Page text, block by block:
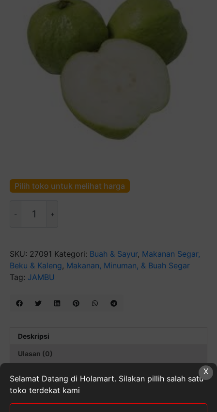
Pilih toko untuk melihat harga
Jambu
SKU: 27091 Kategori: Buah & Sayur, Makanan Segar,
Beku & Kaleng, Makanan, Minuman, & Buah Segar
Tag: JAMBU
Deskripsi
Ulasan (0)
Jambu biji adalah sumber antioksi dan vitamin C,
menyediakan lebih dari tiga kali dari kebutuhan
asupan harian. Kulit Luar jambu biji mengandung
X
Selamat Datang di Holamart. Silakan pillih salah satu
toko terdekat kami